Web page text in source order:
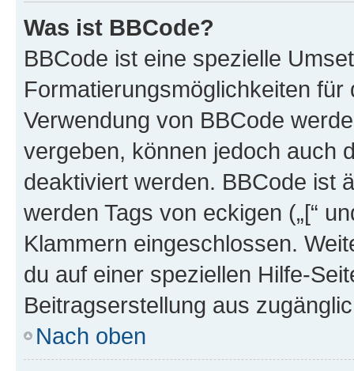
Was ist BBCode?
BBCode ist eine spezielle
Formatierungsmöglichkeiten
Verwendung von BBCode
vergeben, können jedoch auch
deaktiviert werden. BBCode ist
werden Tags von eckigen („[“
Klammern eingeschlossen.
du auf einer speziellen Hilfe-
Beitragserstellung aus
Nach oben